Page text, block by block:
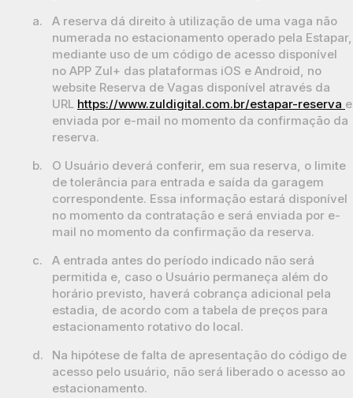
a.
A reserva dá direito à utilização de uma vaga não
numerada no estacionamento operado pela Estapar,
mediante uso de um código de acesso disponível
no APP Zul+ das plataformas iOS e Android, no
website Reserva de Vagas disponível através da
URL https://www.zuldigital.com.br/estapar-reserva e
enviada por e-mail no momento da confirmação da
reserva.
b.
O Usuário deverá conferir, em sua reserva, o limite
de tolerância para entrada e saída da garagem
correspondente. Essa informação estará disponível
no momento da contratação e será enviada por e-
mail no momento da confirmação da reserva.
c.
A entrada antes do período indicado não será
permitida e, caso o Usuário permaneça além do
horário previsto, haverá cobrança adicional pela
estadia, de acordo com a tabela de preços para
estacionamento rotativo do local.
d.
Na hipótese de falta de apresentação do código de
acesso pelo usuário, não será liberado o acesso ao
estacionamento.